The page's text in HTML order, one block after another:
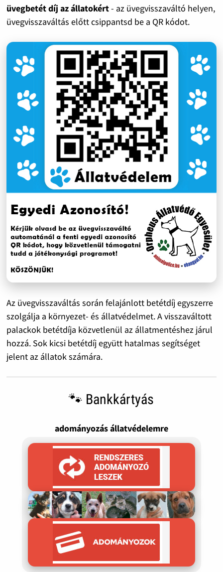
üvegbetét díj az állatokért- az üvegvisszaváltó helyen,
üvegvisszaváltás előtt csippantsd be a QR kódot.
Az üvegvisszaváltás során felajánlott betétdíj egyszerre
szolgálja a környezet- és állatvédelmet. A visszaváltott
palackok betétdíja közvetlenül az állatmentéshez járul
hozzá. Sok kicsi betétdíj együtt hatalmas segítséget
jelent az állatok számára.
🐾 Bankkártyás
adományozás állatvédelemre